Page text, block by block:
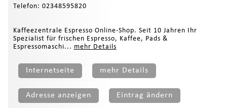
Telefon: 02348595820
Kaffeezentrale Espresso Online-Shop. Seit 10 Jahren Ihr
Spezialist für frischen Espresso, Kaffee, Pads &
Espressomaschi... mehr Details
Internetseite mehr Details
Adresse anzeigen Eintrag ändern